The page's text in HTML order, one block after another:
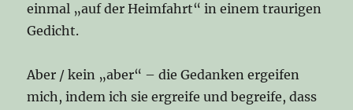
einmal „auf der Heimfahrt“ in einem traurigen
Gedicht.
Aber / kein „aber“ – die Gedanken ergeifen
mich, indem ich sie ergreife und begreife, dass